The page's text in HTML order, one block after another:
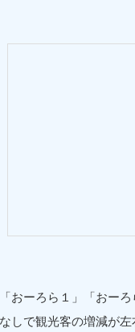
おーろら１」「おー
しで観光客の増減が